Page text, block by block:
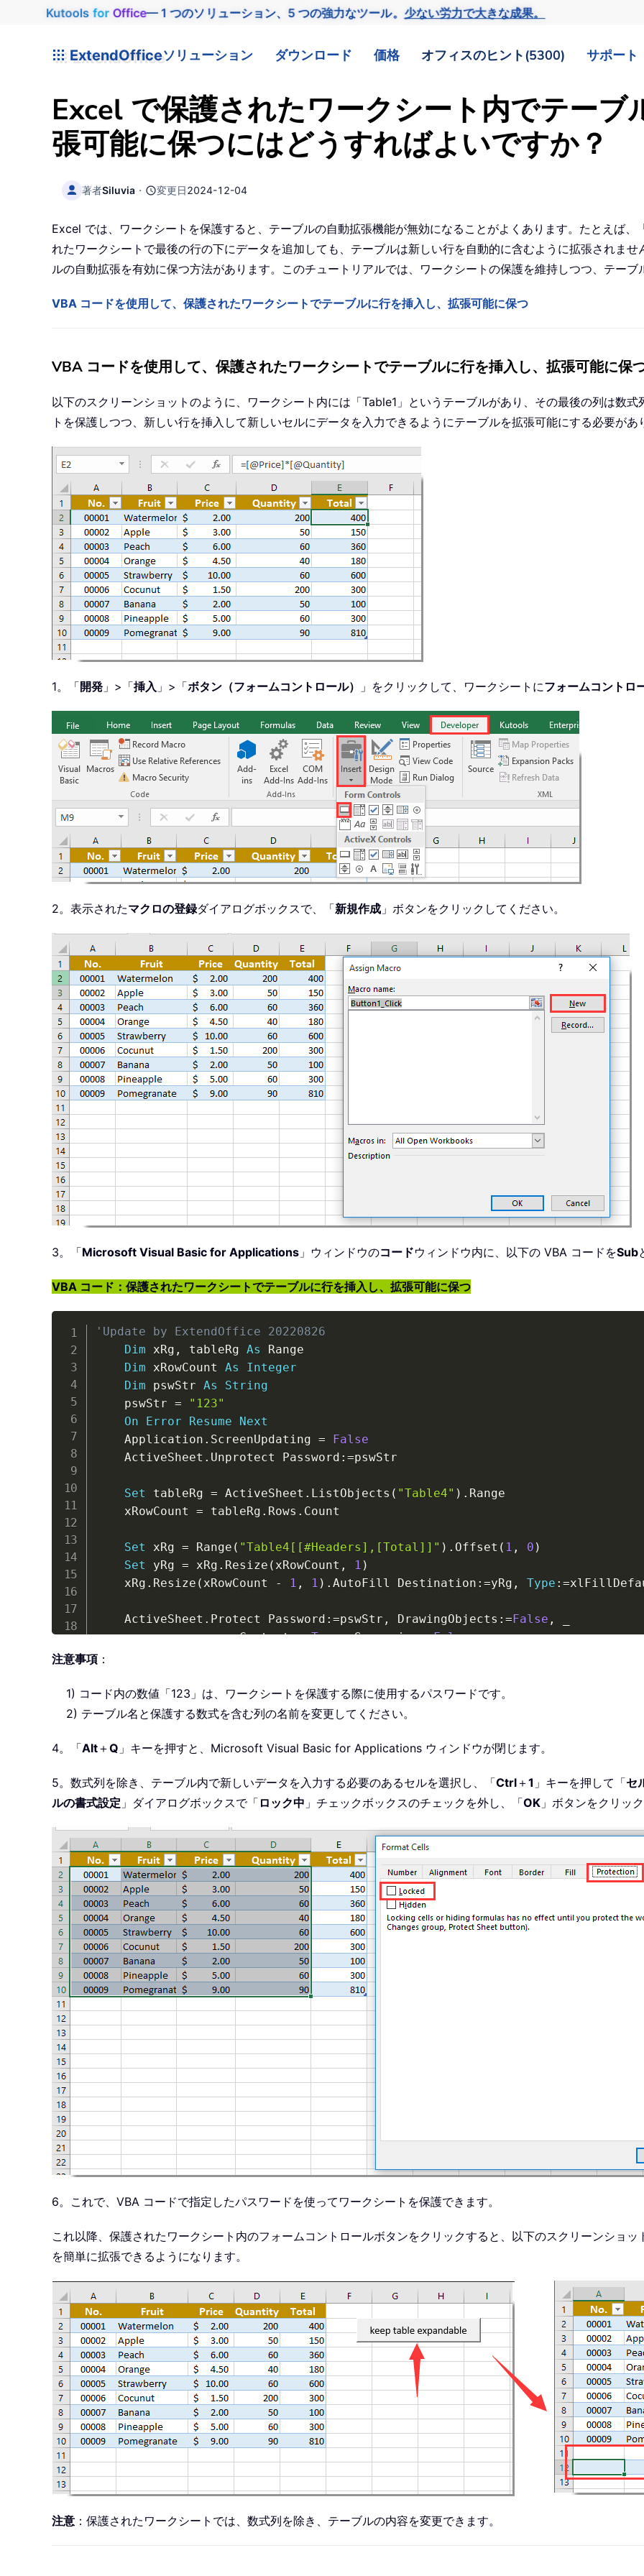
Kutools for Office— 1 つのソリューション、5 つの強力なツール。 少ない労力で大きな成果。
ExtendOfficeソリューション ダウンロード 価格 オフィスのヒント(5300) サポート
Excel で保護されたワークシート内でテーブ
張可能に保つにはどうすればよいですか？
著者Siluvia ・ 変更日2024-12-04
Excel では、ワークシートを保護すると、テーブルの自動拡張機能が無効になることがよくあります。たとえば、
れたワークシートで最後の行の下にデータを追加しても、テーブルは新しい行を自動的に含むように拡張されま
ルの自動拡張を有効に保つ方法があります。このチュートリアルでは、ワークシートの保護を維持しつつ、テーブ
VBA コードを使用して、保護されたワークシートでテーブルに行を挿入し、拡張可能に保つ
VBA コードを使用して、保護されたワークシートでテーブルに行を挿入し、拡張可能に保
以下のスクリーンショットのように、ワークシート内には「Table1」というテーブルがあり、その最後の列は数
トを保護しつつ、新しい行を挿入して新しいセルにデータを入力できるようにテーブルを拡張可能にする必要があ
1。「開発 」>「挿入 」>「ボタン（フォームコントロール） 」をクリックして、ワークシートにフォームコントロ
2。表示されたマクロの登録ダイアログボックスで、「新規作成 」ボタンをクリックしてください。
3。「Microsoft Visual Basic for Applications 」ウィンドウのコードウィンドウ内に、以下の VBA コードをSub
VBA コード：保護されたワークシートでテーブルに行を挿入し、拡張可能に保つ
'Update by ExtendOffice 20220826
Dim xRg , tableRg As Range
Dim xRowCount As
Integer
Dim pswStr As
String
    pswStr
=
"123"
On
Error Resume
Next
    Application
. ScreenUpdating =
False
    ActiveSheet
. Unprotect Password : =pswStr
Set tableRg = ActiveSheet . ListObjects ( "Table4" ) . Range
    xRowCount
= tableRg . Rows . Count
Set xRg = Range ( "Table4[[#Headers],[Total]]" ) . Offset ( 1 , 0 )
Set yRg = xRg . Resize ( xRowCount , 1 )
    xRg
. Resize ( xRowCount - 1 , 1 ) . AutoFill Destination : =yRg , Type : =
    ActiveSheet
. Protect Password : =pswStr , DrawingObjects : = False ,
                    Contents
:=True, Scenarios:=False, _
                    AllowFormattingCells
                    AllowInsertingRows
:=True, AllowInsertingHyperlinks
                    AllowDeletingColumns
: = True
                    AllowUsingPivotTables
:=True
注意事項 ：
1) コード内の数値「123」は、ワークシートを保護する際に使用するパスワードです。
2) テーブル名と保護する数式を含む列の名前を変更してください。
4。「Alt＋Q 」キーを押すと、Microsoft Visual Basic for Applications ウィンドウが閉じます。
5。数式列を除き、テーブル内で新しいデータを入力する必要のあるセルを選択し、「Ctrl＋1 」キーを押して「セ
ルの書式設定 」ダイアログボックスで「 ロック中 」チェックボックスのチェックを外し、「OK 」ボタンをクリッ
6。これで、VBA コードで指定したパスワードを使ってワークシートを保護できます。
これ以降、保護されたワークシート内のフォームコントロールボタンをクリックすると、以下のスクリーンショ
を簡単に拡張できるようになります。
注意 ：保護されたワークシートでは、数式列を除き、テーブルの内容を変更できます。